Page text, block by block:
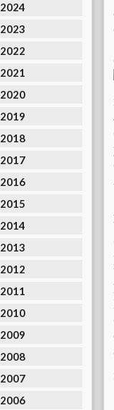
2024
2023
2022
2021
2020
2019
2018
2017
2016
2015
2014
2013
2012
2011
2010
2009
2008
2007
2006